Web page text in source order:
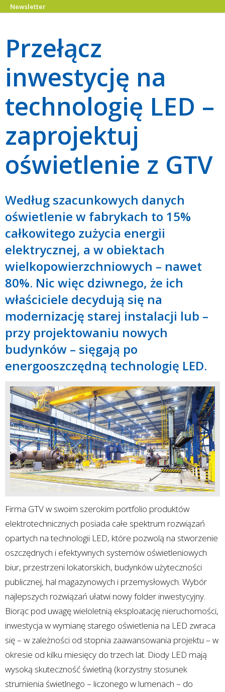
Newsletter
Przełącz
inwestycję na
technologię LED –
zaprojektuj
oświetlenie z GTV
Według szacunkowych danych
oświetlenie w fabrykach to 15%
całkowitego zużycia energii
elektrycznej, a w obiektach
wielkopowierzchniowych – nawet
80%. Nic więc dziwnego, że ich
właściciele decydują się na
modernizację starej instalacji lub –
przy projektowaniu nowych
budynków – sięgają po
energooszczędną technologię LED.
Firma GTV w swoim szerokim portfolio produktów
elektrotechnicznych posiada całe spektrum rozwiązań
opartych na technologii LED, które pozwolą na stworzenie
oszczędnych i efektywnych systemów oświetleniowych
biur, przestrzeni lokatorskich, budynków użyteczności
publicznej, hal magazynowych i przemysłowych. Wybór
najlepszych rozwiązań ułatwi nowy folder inwestycyjny.
Biorąc pod uwagę wieloletnią eksploatację nieruchomości,
inwestycja w wymianę starego oświetlenia na LED zwraca
się – w zależności od stopnia zaawansowania projektu – w
okresie od kilku miesięcy do trzech lat. Diody LED mają
wysoką skuteczność świetlną (korzystny stosunek
strumienia świetlnego – liczonego w lumenach – do